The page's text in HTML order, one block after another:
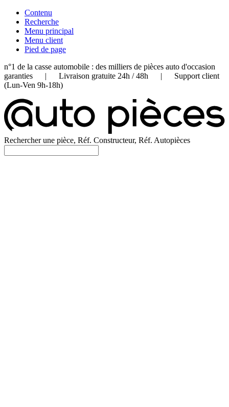
Contenu
Recherche
Menu principal
Menu client
Pied de page
n°1 de la casse automobile : des milliers de pièces auto d'occasion
garanties | Livraison gratuite 24h / 48h | Support client
(Lun-Ven 9h-18h)
Rechercher une pièce, Réf. Constructeur, Réf. Autopièces